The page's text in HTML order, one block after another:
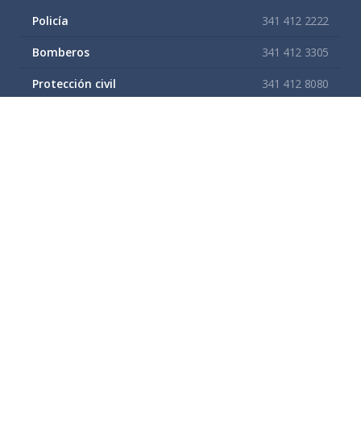
Policía 341 412 2222
Bomberos 341 412 3305
Protección civil
341 412 8080
341 412 3305